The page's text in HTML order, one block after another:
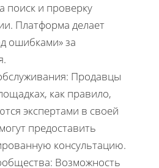
поиск и проверку
Платформа делает
ошибками» за
Продавцы
как правило,
экспертами в своей
предоставить
консультацию.
Возможность